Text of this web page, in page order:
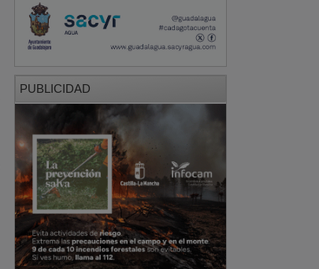
PUBLICIDAD